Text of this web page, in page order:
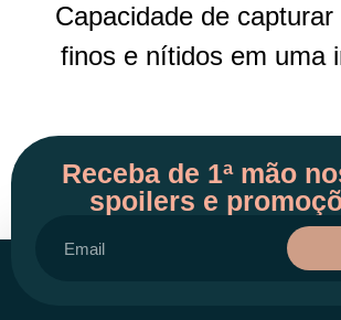
Capacidade de
finos e nítidos em uma
Receba de 1ª mão
spoilers e